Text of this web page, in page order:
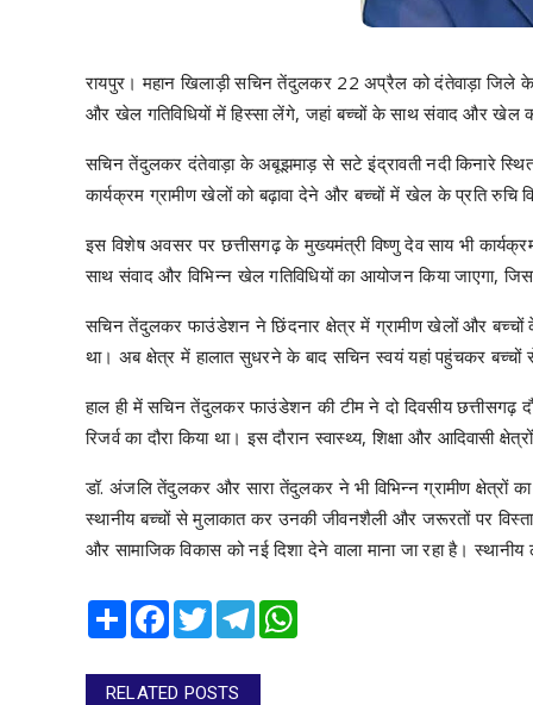
रायपुर। महान खिलाड़ी सचिन तेंदुलकर 22 अप्रैल को दंतेवाड़ा जिले के
और खेल गतिविधियों में हिस्सा लेंगे, जहां बच्चों के साथ संवाद और खेल
सचिन तेंदुलकर दंतेवाड़ा के अबूझमाड़ से सटे इंद्रावती नदी किनारे
कार्यक्रम ग्रामीण खेलों को बढ़ावा देने और बच्चों में खेल के प्रति रुचि
इस विशेष अवसर पर छत्तीसगढ़ के मुख्यमंत्री विष्णु देव साय भी
साथ संवाद और विभिन्न खेल गतिविधियों का आयोजन किया जाएगा,
सचिन तेंदुलकर फाउंडेशन ने छिंदनार क्षेत्र में ग्रामीण खेलों और
था। अब क्षेत्र में हालात सुधरने के बाद सचिन स्वयं यहां पहुंचकर
हाल ही में सचिन तेंदुलकर फाउंडेशन की टीम ने दो दिवसीय छत्तीसगढ़
रिजर्व का दौरा किया था। इस दौरान स्वास्थ्य, शिक्षा और आदिवासी
डॉ. अंजलि तेंदुलकर और सारा तेंदुलकर ने भी विभिन्न ग्रामीण क्षेत्रों
स्थानीय बच्चों से मुलाकात कर उनकी जीवनशैली और जरूरतों पर
और सामाजिक विकास को नई दिशा देने वाला माना जा रहा है।
Share Facebook
TwitterTelegram
RELATED POSTS